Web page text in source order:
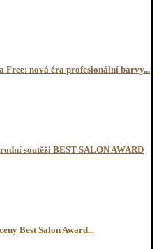
Free: nová éra profesionální barvy...
soutěži BEST SALON AWARD
Best Salon Award...